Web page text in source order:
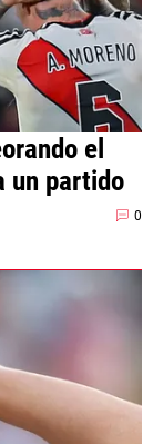
el
un partido
0